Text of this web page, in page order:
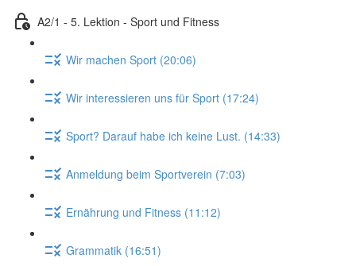
A2/1 - 5. Lektion - Sport und Fitness
Wir machen Sport (20:06)
Wir interessieren uns für Sport (17:24)
Sport? Darauf habe ich keine Lust. (14:33)
Anmeldung beim Sportverein (7:03)
Ernährung und Fitness (11:12)
Grammatik (16:51)